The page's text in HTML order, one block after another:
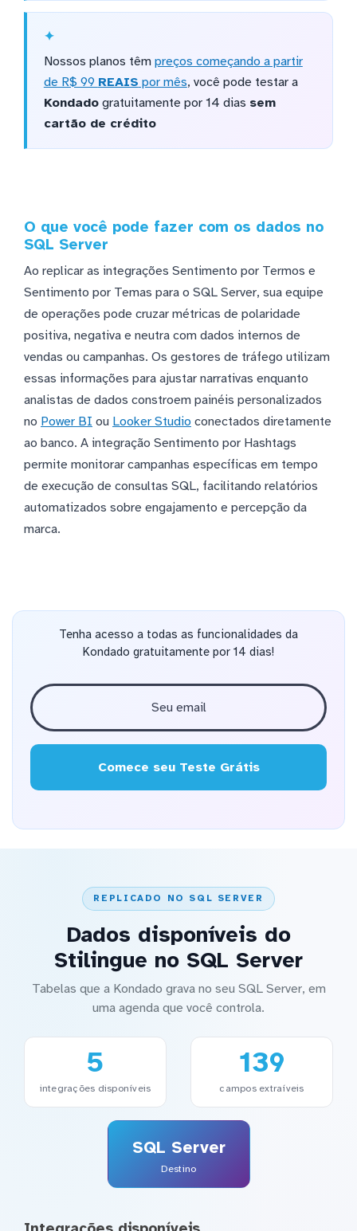
Nossos planos têm preços começando a partir
de R$ 99 REAIS por mês, você pode testar a
Kondadogratuitamente por 14 dias sem
cartão de crédito
O que você pode fazer com os dados no
SQL Server
Ao replicar as integrações Sentimento por Termos e
Sentimento por Temas para o SQL Server, sua equipe
de operações pode cruzar métricas de polaridade
positiva, negativa e neutra com dados internos de
vendas ou campanhas. Os gestores de tráfego utilizam
essas informações para ajustar narrativas enquanto
analistas de dados constroem painéis personalizados
no Power BI ou Looker Studio conectados diretamente
ao banco. A integração Sentimento por Hashtags
permite monitorar campanhas específicas em tempo
de execução de consultas SQL, facilitando relatórios
automatizados sobre engajamento e percepção da
marca.
Tenha acesso a todas as funcionalidades da
Kondado gratuitamente por 14 dias!
Comece seu Teste Grátis
REPLICADO NO SQL SERVER
Dados disponíveis do
Stilingue no SQL Server
Tabelas que a Kondado grava no seu SQL Server, em
uma agenda que você controla.
5
integrações disponíveis
139
campos extraíveis
SQL Server
Destino